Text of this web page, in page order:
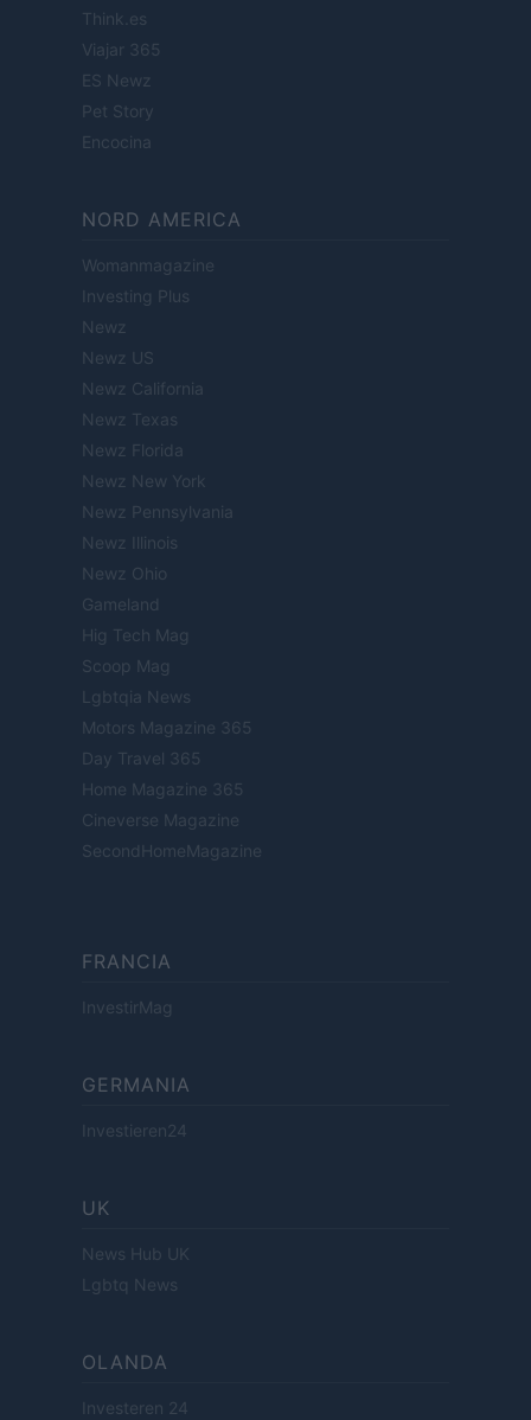
Think.es
Viajar 365
ES Newz
Pet Story
Encocina
NORD AMERICA
Womanmagazine
Investing Plus
Newz
Newz US
Newz California
Newz Texas
Newz Florida
Newz New York
Newz Pennsylvania
Newz Illinois
Newz Ohio
Gameland
Hig Tech Mag
Scoop Mag
Lgbtqia News
Motors Magazine 365
Day Travel 365
Home Magazine 365
Cineverse Magazine
SecondHomeMagazine
FRANCIA
InvestirMag
GERMANIA
Investieren24
UK
News Hub UK
Lgbtq News
OLANDA
Investeren 24